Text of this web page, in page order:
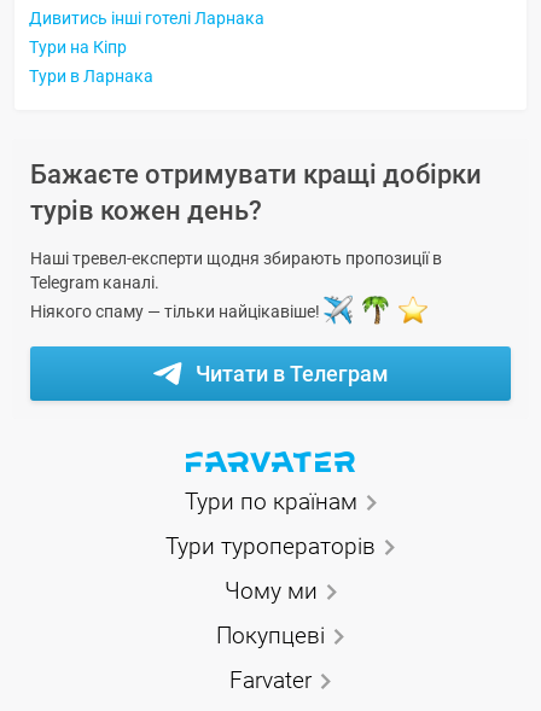
Дивитись інші готелі Ларнака
Тури на Кіпр
Тури в Ларнака
Бажаєте отримувати кращі добірки
турів кожен день?
Наші тревел-експерти щодня збирають пропозиції в
Telegram каналі.
Ніякого спаму — тільки найцікавіше!
Читати в Телеграм
Тури по країнам
Тури туроператорів
Чому ми
Покупцеві
Farvater